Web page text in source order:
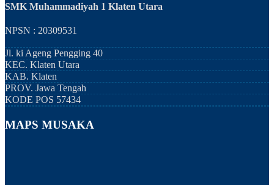
SMK Muhammadiyah 1 Klaten Utara
NPSN : 20309531
Jl. ki Ageng Pengging 40
KEC. Klaten Utara
KAB. Klaten
PROV. Jawa Tengah
KODE POS 57434
MAPS MUSAKA